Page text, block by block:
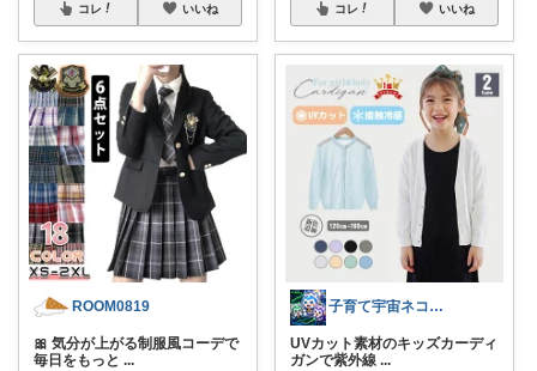
コレ いいね
ROOM0819
🎀 気分が上がる制服風コーデで
毎日をもっと ...
コレ いいね
子育て宇宙ネコ🐈育児日用品ROOM🏠
UVカット素材のキッズカーディ
ガンで紫外線 ...